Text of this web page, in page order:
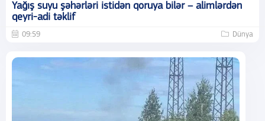
Yağış suyu şəhərləri istidən qoruya bilər – alimlərdən
qeyri-adi təklif
09:59 Dünya